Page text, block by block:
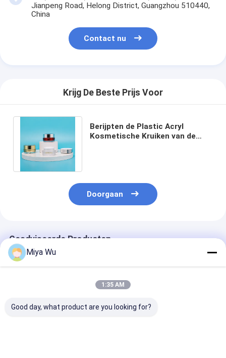
Jianpeng Road, Helong District, Guangzhou 510440,
China
Contact nu
Krijg De Beste Prijs Voor
Berijpten de Plastic Acryl
Kosmetische Kruiken van de
Doorgaan
Geadviseerde Producten
Miya Wu
1:35 AM
Good day, what product are you looking for?